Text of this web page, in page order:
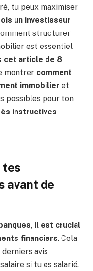
tu peux maximiser
un investisseur
structurer
est essentiel
cet article de 8
montrer comment
immobilier et
possibles pour ton
instructives
tes
avant de
il est crucial
financiers. Cela
avis
si tu es salarié.